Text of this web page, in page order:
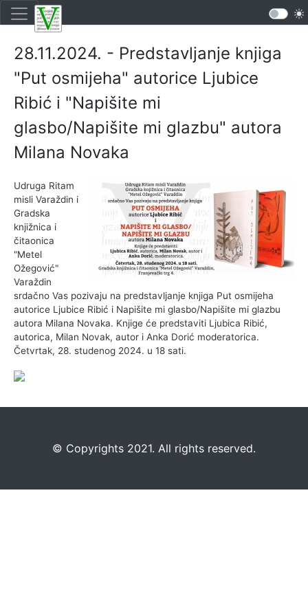
28.11.2024. - Predstavljanje knjiga
"Put osmijeha" autorice Ljubice
Ribić i "Napišite mi
glasbo/Napišite mi glazbu" autora
Milana Novaka
Udruga Ritam
misli Varaždin i
Gradska
knjižnica i
čitaonica
"Metel
Ožegović"
Varaždin
srdačno Vas pozivaju na predstavljanje knjiga Put osmijeha
autorice Ljubice Ribić i Napišite mi glasbo/Napišite mi glazbu
autora Milana Novaka. Knjige će predstaviti Ljubica Ribić,
autorica, Milan Novak, autor i Anka Dorić moderatorica.
Četvrtak, 28. studenog 2024. u 18 sati.
©️ Copyrights 2021. All rights reserved.